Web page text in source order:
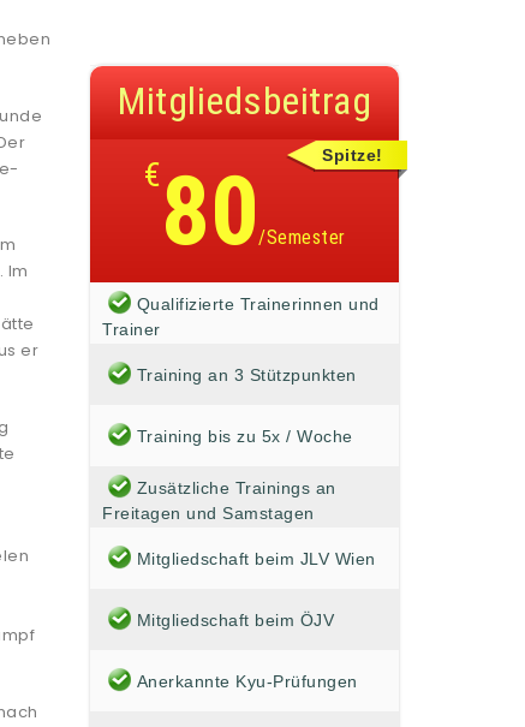
Im
er
Spitze!
Mitgliedsbeitrag
€80/Semester
Qualifizierte Trainerinnen und
Trainer
Training an 3 Stützpunkten
Training bis zu 5x / Woche
Zusätzliche Trainings an
Freitagen und Samstagen
Mitgliedschaft beim JLV Wien
Mitgliedschaft beim ÖJV
Anerkannte Kyu-Prüfungen